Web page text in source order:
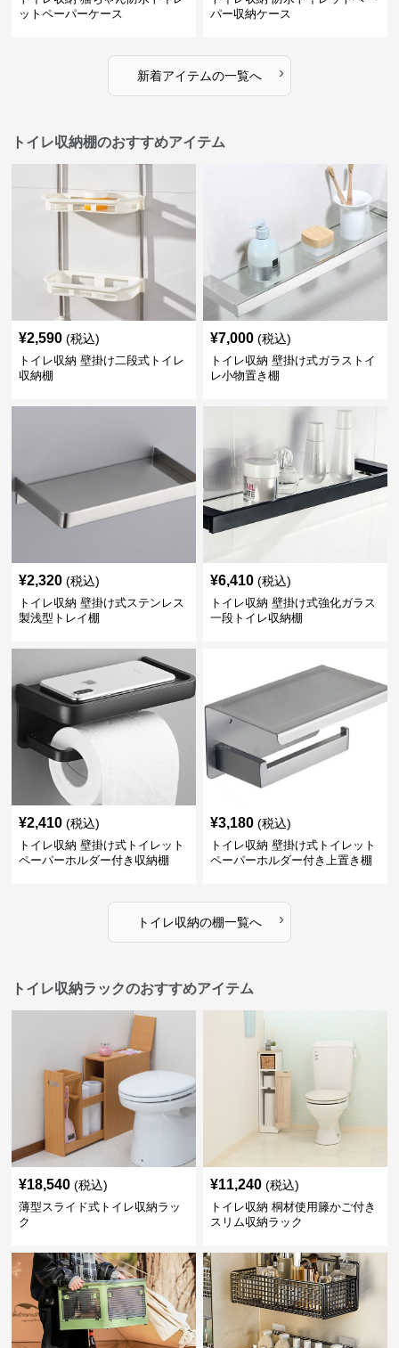
ットペーパーケース
パー収納ケース
新着アイテムの一覧へ ›
トイレ収納棚のおすすめアイテム
¥2,590 (税込)
トイレ収納 壁掛け二段式トイレ
収納棚
¥7,000 (税込)
トイレ収納 壁掛け式ガラストイ
レ小物置き棚
¥2,320 (税込)
トイレ収納 壁掛け式ステンレス
製浅型トレイ棚
¥6,410 (税込)
トイレ収納 壁掛け式強化ガラス
一段トイレ収納棚
¥2,410 (税込)
トイレ収納 壁掛け式トイレット
ペーパーホルダー付き収納棚
¥3,180 (税込)
トイレ収納 壁掛け式トイレット
ペーパーホルダー付き上置き棚
トイレ収納の棚一覧へ ›
トイレ収納ラックのおすすめアイテム
¥18,540 (税込)
薄型スライド式トイレ収納ラッ
ク
¥11,240 (税込)
トイレ収納 桐材使用籐かご付き
スリム収納ラック